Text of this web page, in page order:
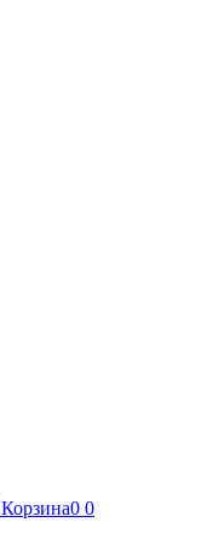
Корзина0 0